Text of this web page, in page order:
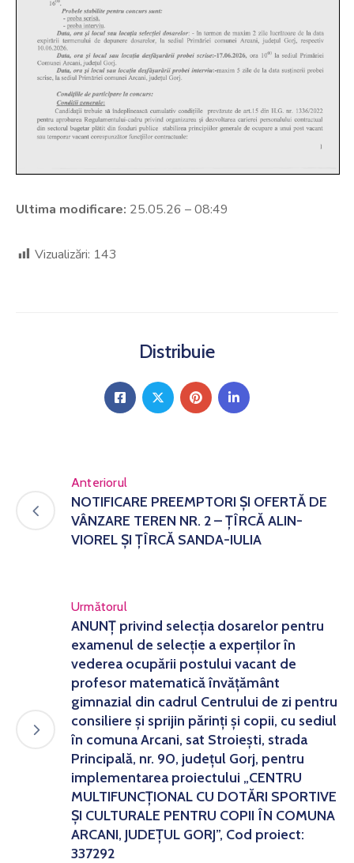
Ultima modificare: 25.05.26 – 08:49
Vizualizări: 143
Distribuie
Anteriorul
NOTIFICARE PREEMPTORI ȘI OFERTĂ DE
VÂNZARE TEREN NR. 2 – ȚÎRCĂ ALIN-
VIOREL ȘI ȚÎRCĂ SANDA-IULIA
Următorul
ANUNȚ privind selecția dosarelor pentru
examenul de selecție a experților în
vederea ocupării postului vacant de
profesor matematică învățământ
gimnazial din cadrul Centrului de zi pentru
consiliere și sprijin părinți și copii, cu sediul
în comuna Arcani, sat Stroiești, strada
Principală, nr. 90, județul Gorj, pentru
implementarea proiectului „CENTRU
MULTIFUNCȚIONAL CU DOTĂRI SPORTIVE
ȘI CULTURALE PENTRU COPII ÎN COMUNA
ARCANI, JUDEȚUL GORJ”, Cod proiect:
337292